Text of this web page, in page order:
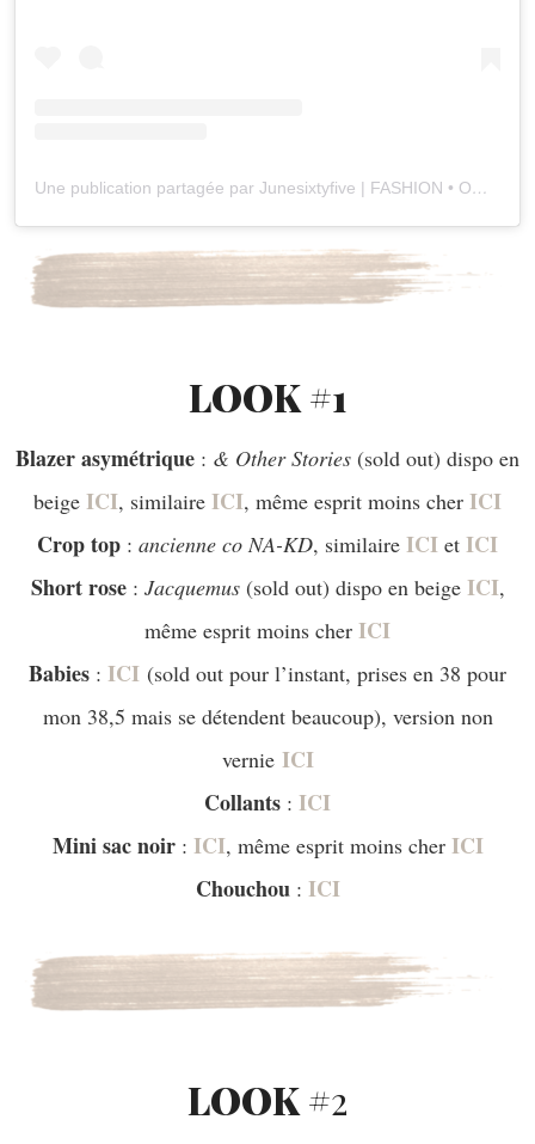
Une publication partagée par Junesixtyfive | FASHION • OOTD (@junesixtyfive)
LOOK #1
Blazer asymétrique : & Other Stories (sold out) dispo en
beige ICI, similaire ICI, même esprit moins cher ICI
Crop top : ancienne co NA-KD, similaire ICI et ICI
Short rose: Jacquemus(sold out) dispo en beige ICI,
même esprit moins cher ICI
Babies : ICI (sold out pour l’instant, prises en 38 pour
mon 38,5 mais se détendent beaucoup), version non
vernie ICI
Collants : ICI
Mini sac noir: ICI, même esprit moins cher ICI
Chouchou : ICI
LOOK #2